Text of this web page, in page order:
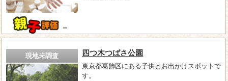
－
現地未調査 四つ木つばさ公園
東京都葛飾区にある子供とお出かけスポットで
す。